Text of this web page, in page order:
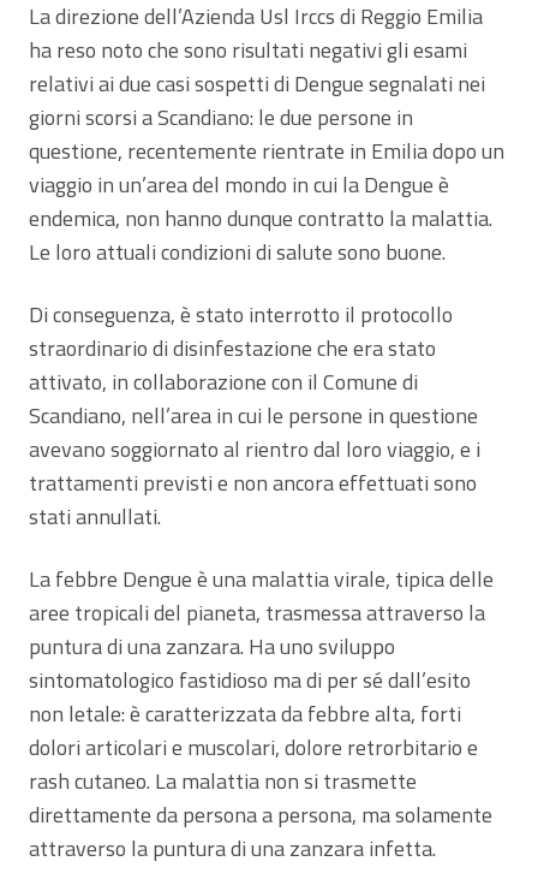
La direzione dell’Azienda Usl Irccs di Reggio Emilia
ha reso noto che sono risultati negativi gli esami
relativi ai due casi sospetti di Dengue segnalati nei
giorni scorsi a Scandiano: le due persone in
questione, recentemente rientrate in Emilia dopo un
viaggio in un’area del mondo in cui la Dengue è
endemica, non hanno dunque contratto la malattia.
Le loro attuali condizioni di salute sono buone.
Di conseguenza, è stato interrotto il protocollo
straordinario di disinfestazione che era stato
attivato, in collaborazione con il Comune di
Scandiano, nell’area in cui le persone in questione
avevano soggiornato al rientro dal loro viaggio, e i
trattamenti previsti e non ancora effettuati sono
stati annullati.
La febbre Dengue è una malattia virale, tipica delle
aree tropicali del pianeta, trasmessa attraverso la
puntura di una zanzara. Ha uno sviluppo
sintomatologico fastidioso ma di per sé dall’esito
non letale: è caratterizzata da febbre alta, forti
dolori articolari e muscolari, dolore retrorbitario e
rash cutaneo. La malattia non si trasmette
direttamente da persona a persona, ma solamente
attraverso la puntura di una zanzara infetta.